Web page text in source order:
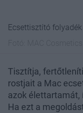
Ecsettisztító folyadék
Tisztítja,
rostjait a Mac
azok élettartamát,
Ha ezt a